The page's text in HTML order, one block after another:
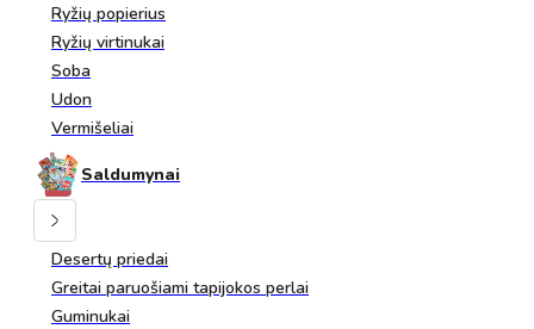
Ryžių popierius
Ryžių virtinukai
Soba
Udon
Vermišeliai
Saldumynai
Desertų priedai
Greitai paruošiami tapijokos perlai
Guminukai